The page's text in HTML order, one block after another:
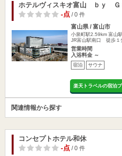
ホテルヴィスキオ富山 ｂｙ Ｇ
-点/ 0 件
富山県 / 富山市
小泉町駅2.59km 富山
JR富山駅南口 徒歩１
営業時間
入浴料金 ～
宿泊 サウナ
楽天トラベルの宿泊
関連情報から探す
コンセプトホテル和休
-点/ 0 件